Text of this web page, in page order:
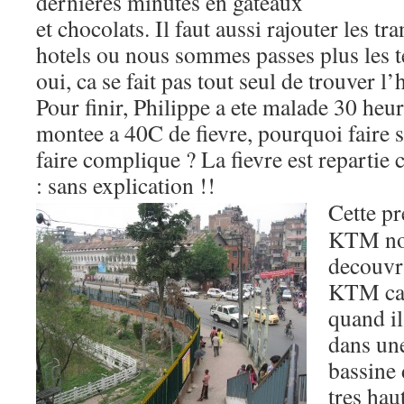
et chocolats. Il faut aussi rajouter les
hotels ou nous sommes passes plus les
oui, ca se fait pas tout seul de trouver
Pour finir, Philippe a ete malade 30
montee a 40C de fievre, pourquoi faire
faire complique ? La fievre est repartie
: sans explication !!
Cette
KTM
KTM
quand
dans
bassine
tres